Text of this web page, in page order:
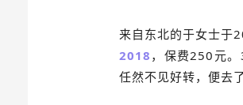
来自东北的于女士于
2018 ，保费250元
任然不见好转，便去